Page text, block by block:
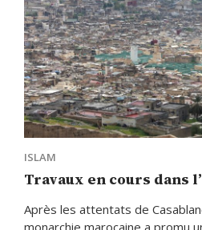
ISLAM
Travaux en cours dans
Après les attentats de